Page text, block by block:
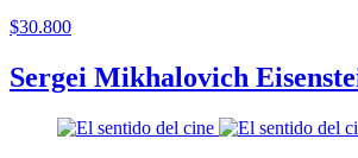
$30.800
Sergei Mikhalovich